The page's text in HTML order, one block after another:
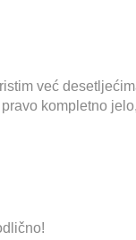
već
kompletno